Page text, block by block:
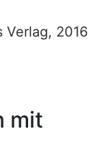
Verlag, 2016
mit